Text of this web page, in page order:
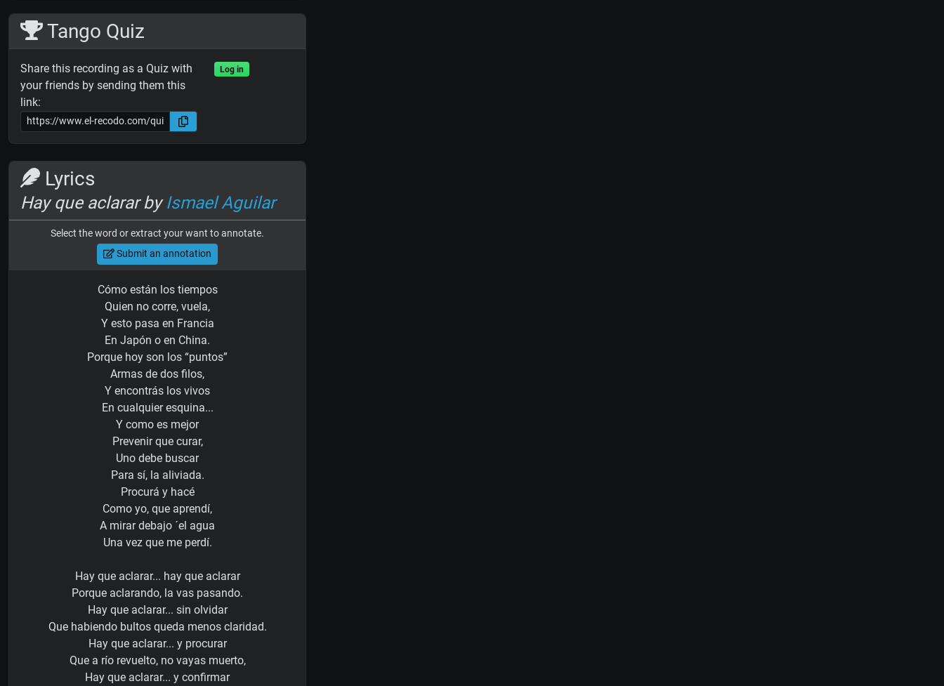
Tango Quiz
Share this recording as a Quiz with
your friends by sending them this
link:
Log in
Lyrics
Hay que aclarar byIsmael Aguilar
Select the word or extract your want to annotate.
Submit an annotation
Cómo están los tiempos
Quien no corre, vuela,
Y esto pasa en Francia
En Japón o en China.
Porque hoy son los “puntos”
Armas de dos filos,
Y encontrás los vivos
En cualquier esquina...
Y como es mejor
Prevenir que curar,
Uno debe buscar
Para sí, la aliviada.
Procurá y hacé
Como yo, que aprendí,
A mirar debajo ´el agua
Una vez que me perdí.
Hay que aclarar... hay que aclarar
Porque aclarando, la vas pasando.
Hay que aclarar... sin olvidar
Que habiendo bultos queda menos claridad.
Hay que aclarar... y procurar
Que a río revuelto, no vayas muerto,
Hay que aclarar... y confirmar